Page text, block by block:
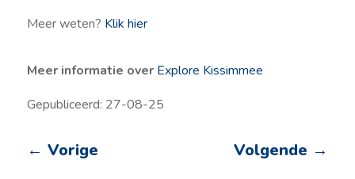
Meer weten? Klik hier
Meer informatie over Explore Kissimmee
Gepubliceerd: 27-08-25
← Vorige Volgende →